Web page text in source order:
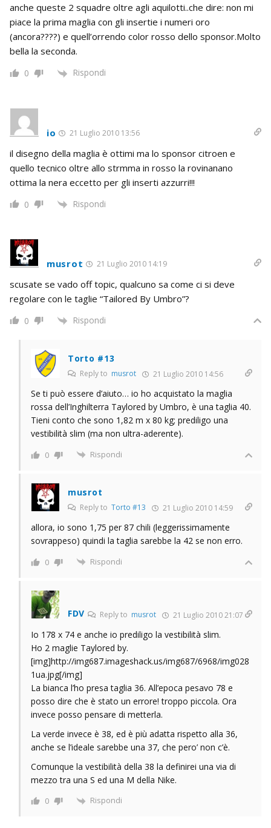
anche queste 2 squadre oltre agli aquilotti..che dire: non mi
piace la prima maglia con gli insertie i numeri oro
(ancora????) e quell’orrendo color rosso dello sponsor.Molto
bella la seconda.
0 Rispondi
io 21 Luglio 2010 13:56
il disegno della maglia è ottimi ma lo sponsor citroen e
quello tecnico oltre allo strmma in rosso la rovinanano
ottima la nera eccetto per gli inserti azzurri!!!
0 Rispondi
musrot 21 Luglio 2010 14:19
scusate se vado off topic, qualcuno sa come ci si deve
regolare con le taglie “Tailored By Umbro”?
0 Rispondi
Torto #13
Reply to musrot 21 Luglio 2010 14:56
Se ti può essere d’aiuto… io ho acquistato la maglia
rossa dell’Inghilterra Taylored by Umbro, è una taglia 40.
Tieni conto che sono 1,82 m x 80 kg; prediligo una
vestibilità slim (ma non ultra-aderente).
0 Rispondi
musrot
Reply to Torto #13 21 Luglio 2010 14:59
allora, io sono 1,75 per 87 chili (leggerissimamente
sovrappeso) quindi la taglia sarebbe la 42 se non erro.
0 Rispondi
FDV Reply to musrot 21 Luglio 2010 21:07
Io 178 x 74 e anche io prediligo la vestibilità slim.
Ho 2 maglie Taylored by.
[img]http://img687.imageshack.us/img687/6968/img028
1ua.jpg[/img]
La bianca l’ho presa taglia 36. All’epoca pesavo 78 e
posso dire che è stato un errore! troppo piccola. Ora
invece posso pensare di metterla.
La verde invece è 38, ed è più adatta rispetto alla 36,
anche se l’ideale sarebbe una 37, che pero’ non c’è.
Comunque la vestibilità della 38 la definirei una via di
mezzo tra una S ed una M della Nike.
0 Rispondi